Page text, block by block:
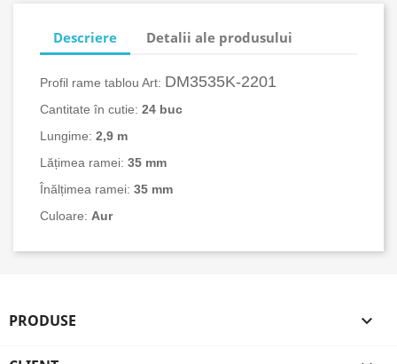
Descriere Detalii ale produsului
Profil rame tablou Art: DM3535K-2201
Cantitate în cutie: 24 buc
Lungime: 2,9 m
Lățimea ramei: 35 mm
Înălțimea ramei: 35 mm
Culoare: Aur
PRODUSE 